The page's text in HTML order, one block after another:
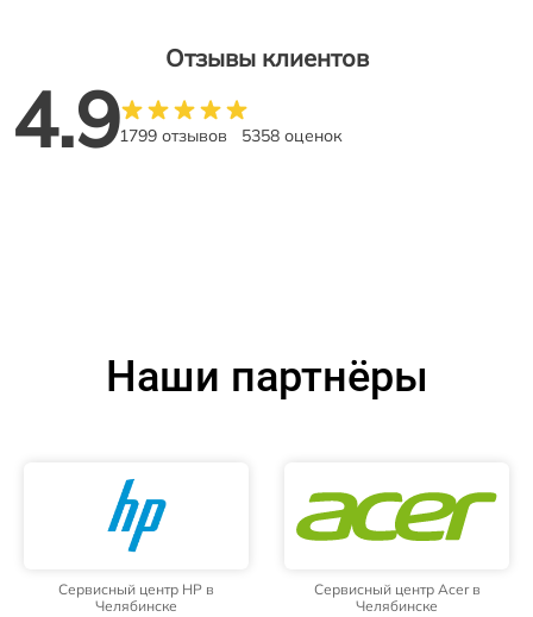
Отзывы клиентов
4.91799 отзывов 5358 оценок
Наши партнёры
Сервисный центр HP в
Челябинске
Сервисный центр Acer в
Челябинске